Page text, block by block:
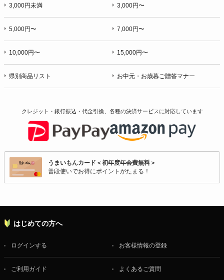
3,000円未満 3,000円〜
5,000円〜 7,000円〜
10,000円〜 15,000円〜
県別商品リスト お中元・お歳暮ご贈答マナー
クレジット・銀行振込・代金引換、各種の決済サービスに対応しています
うまいもんカード＜初年度年会費無料＞
普段使いでお得にポイントがたまる！
はじめての方へ
ログインする お客様情報の登録
ご利用ガイド よくあるご質問